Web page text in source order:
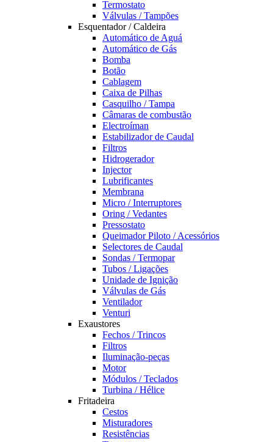
Termostato
Válvulas / Tampões
Esquentador / Caldeira
Automático de Aguá
Automático de Gás
Bomba
Botão
Cablagem
Caixa de Pilhas
Casquilho / Tampa
Câmaras de combustão
Electroíman
Estabilizador de Caudal
Filtros
Hidrogerador
Injector
Lubrificantes
Membrana
Micro / Interruptores
Oring / Vedantes
Pressostato
Queimador Piloto / Acessórios
Selectores de Caudal
Sondas / Termopar
Tubos / Ligações
Unidade de Ignição
Válvulas de Gás
Ventilador
Venturi
Exaustores
Fechos / Trincos
Filtros
Iluminação-peças
Motor
Módulos / Teclados
Turbina / Hélice
Fritadeira
Cestos
Misturadores
Resistências